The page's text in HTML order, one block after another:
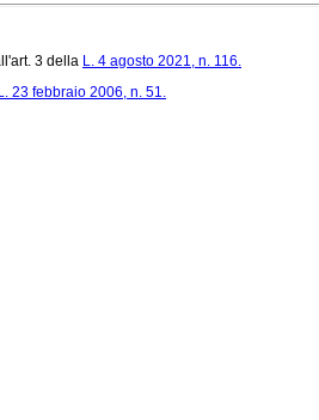
3 della L. 4 agosto 2021, n. 116.
L. 23 febbraio 2006, n. 51.